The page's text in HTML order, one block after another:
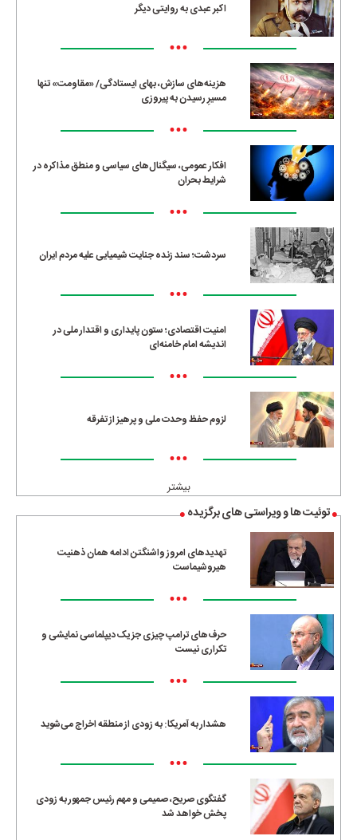
اکبر عبدی به روایتی دیگر
•••
هزینه‌های سازش، بهای ایستادگی/ «مقاومت» تنها
مسیرِ رسیدن به پیروزی
•••
افکار عمومی، سیگنال‌های سیاسی و منطق مذاکره در
شرایط بحران
•••
سردشت؛ سند زنده جنایت شیمیایی علیه مردم ایران
•••
امنیت اقتصادی؛ ستون پایداری و اقتدار ملی در
اندیشه امام خامنه‌ای
•••
لزوم حفظ وحدت ملی و پرهیز از تفرقه
•••
بیشتر
توئیت ها و ویراستی های برگزیده
تهدیدهای امروز واشنگتن ادامه همان ذهنیت
هیروشیماست
•••
حرف‌های ترامپ چیزی جز یک دیپلماسی نمایشی و
تکراری نیست
•••
هشدار به آمریکا: به زودی از منطقه اخراج می‌شوید
•••
گفتگوی صریح، صمیمی و مهم رئیس جمهور به زودی
پخش خواهد شد